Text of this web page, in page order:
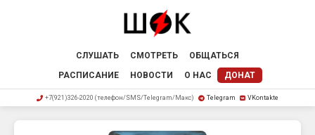
СЛУШАТЬ СМОТРЕТЬ
ОБЩАТЬСЯ
РАСПИСАНИЕ
НОВОСТИ О НАС ДОНАТ
+7(921)326-2020 (телефон/SMS/Telegram/Макс) Telegram VKontakte